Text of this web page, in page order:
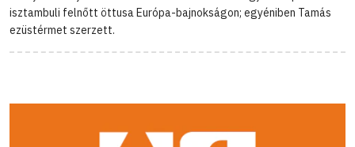
isztambuli felnőtt öttusa Európa-bajnokságon; egyéniben Tamás
ezüstérmet szerzett.